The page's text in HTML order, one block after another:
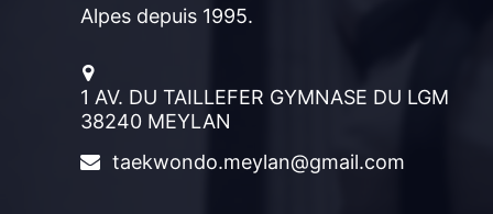
Alpes depuis 1995.
1 AV. DU TAILLEFER GYMNASE DU LGM
38240 MEYLAN
taekwondo.meylan@gmail.com